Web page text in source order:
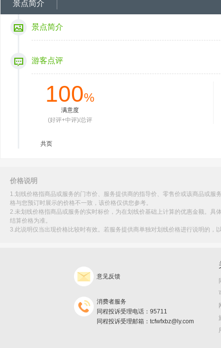
景点简介
景点简介
游客点评
100%
满意度
(好评+中评)/总评
共页
价格说明
1.划线价格指商品或服务的门市价、服务提供商的指导价、零售价或该商品或
格与您预订时展示的价格不一致，该价格仅供您参考。
2.未划线价格指商品或服务的实时标价，为在划线价基础上计算的优惠金额。
结算价格为准。
3.此说明仅当出现价格比较时有效。若服务提供商单独对划线价格进行说明的
意见反馈
消费者服务
同程投诉受理电话：95711
同程投诉受理邮箱：tcfwfxbz@ly.com